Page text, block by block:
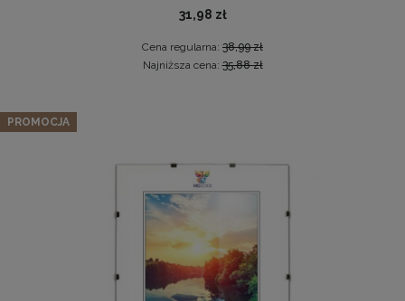
Płyta HDF w rozmiarze 100x140 cm
31,98 zł
Cena regularna: 38,99 zł
Najniższa cena:35,88 zł
PROMOCJA